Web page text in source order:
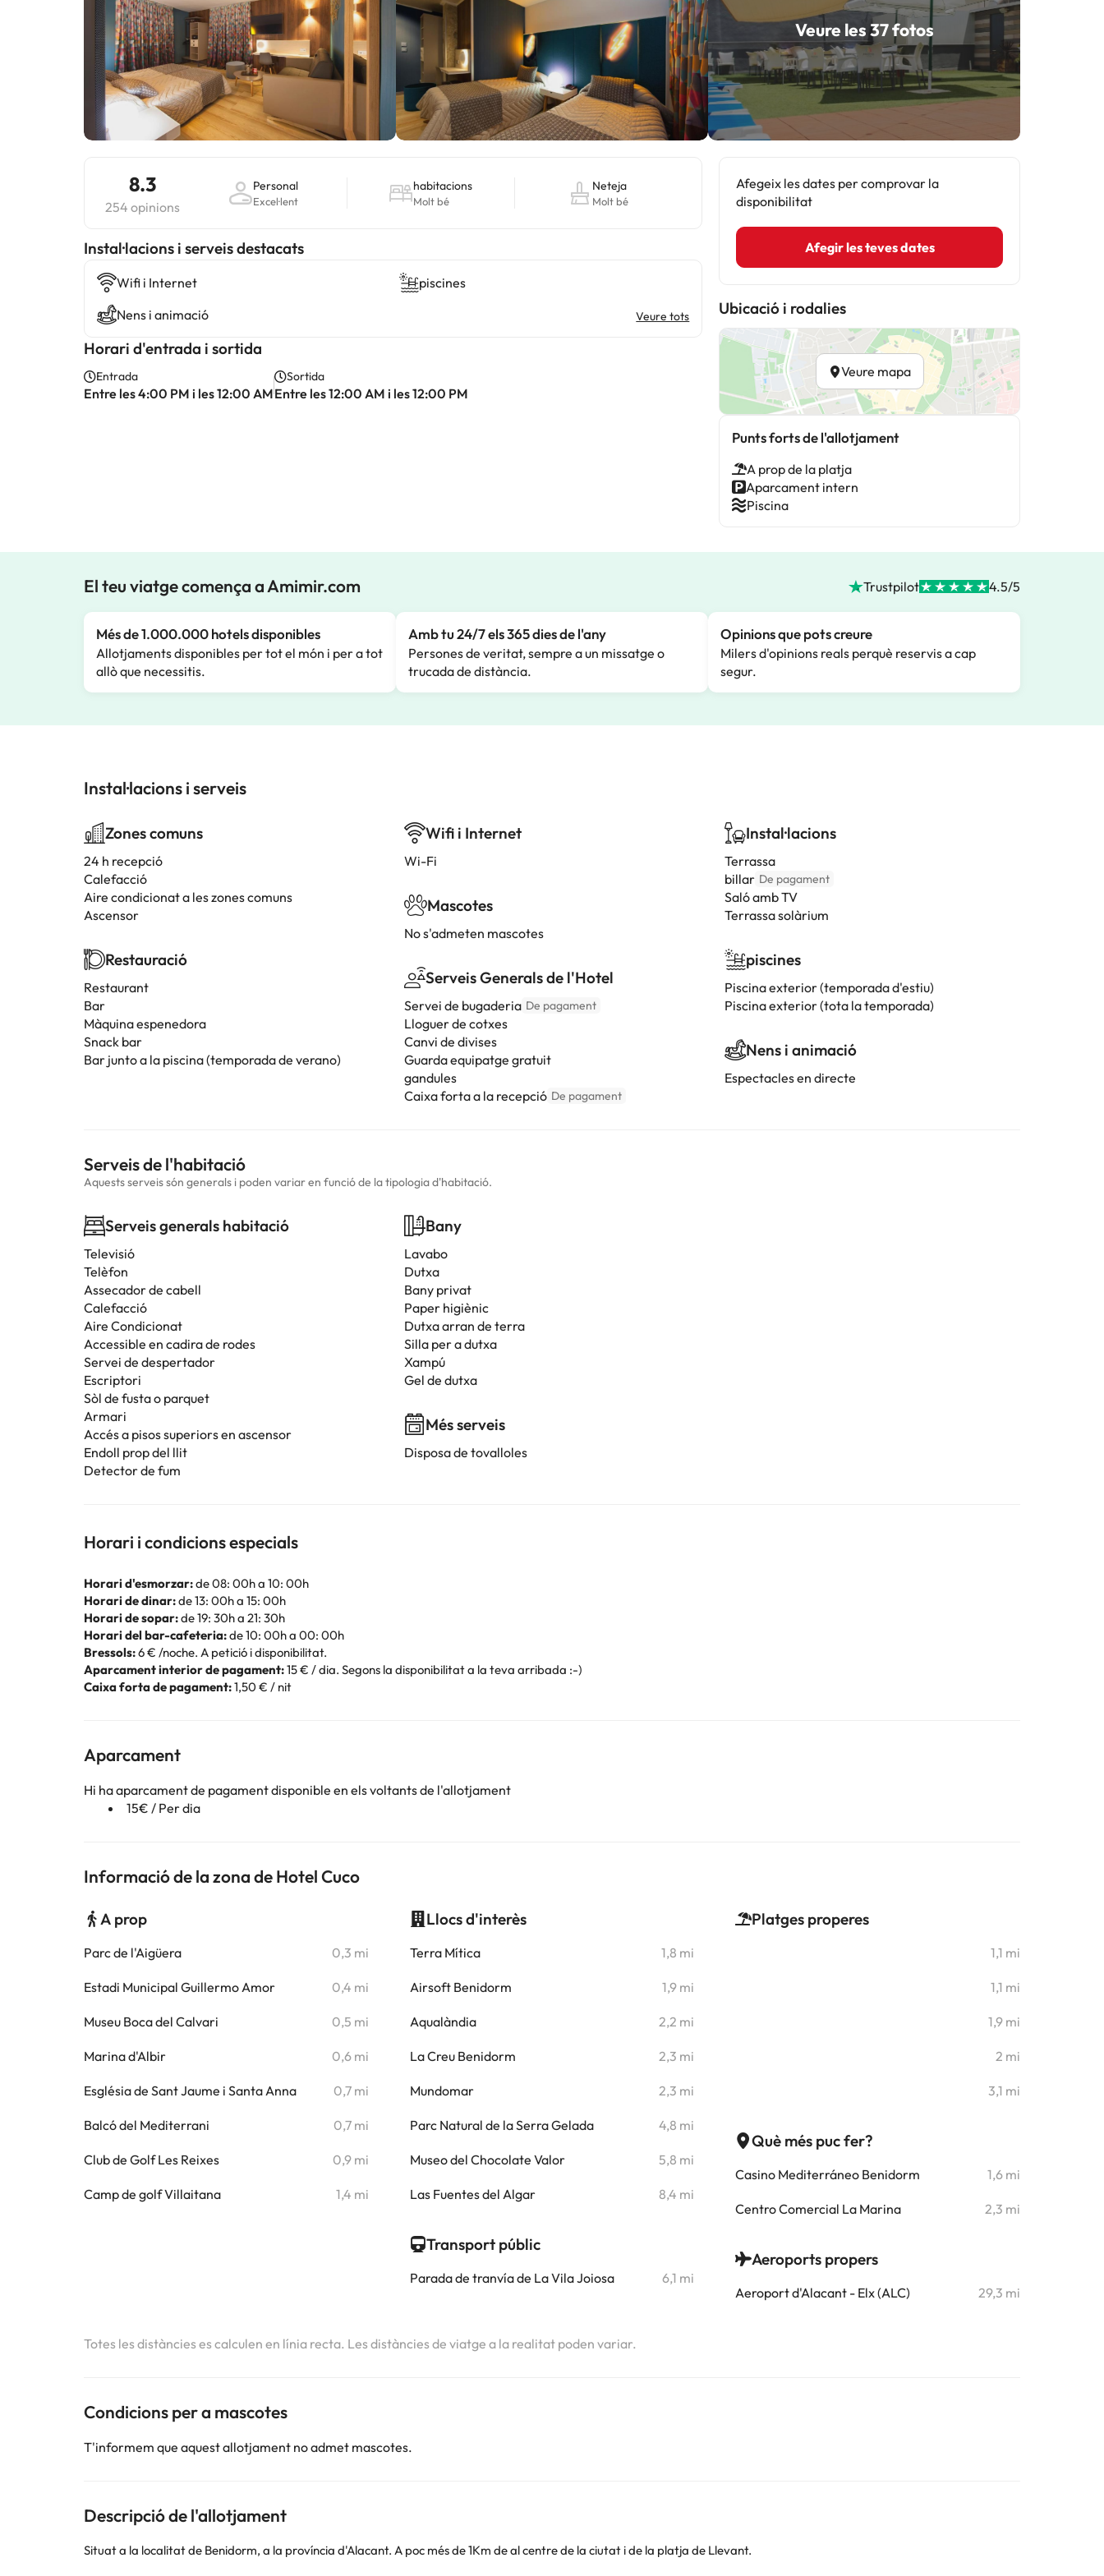
Veure les 37 fotos
8.3
254 opinions
Personal
Excel·lent
habitacions
Molt bé
Neteja
Molt bé
Instal·lacions i serveis destacats
Wifi i Internet
piscines
Nens i animació
Veure tots
Horari d'entrada i sortida
Entrada
Entre les 4:00 PM i les 12:00 AM
Sortida
Entre les 12:00 AM i les 12:00 PM
Afegeix les dates per comprovar la
disponibilitat
Afegir les teves dates
Ubicació i rodalies
Veure mapa
Punts forts de l'allotjament
A prop de la platja
Aparcament intern
Piscina
El teu viatge comença a Amimir.com Trustpilot 4.5/5
Més de 1.000.000 hotels disponibles
Allotjaments disponibles per tot el món i per a tot
allò que necessitis.
Amb tu 24/7 els 365 dies de l'any
Persones de veritat, sempre a un missatge o
trucada de distància.
Opinions que pots creure
Milers d'opinions reals perquè reservis a cap
segur.
Instal·lacions i serveis
Zones comuns
24 h recepció
Calefacció
Aire condicionat a les zones comuns
Ascensor
Restauració
Restaurant
Bar
Màquina espenedora
Snack bar
Bar junto a la piscina (temporada de verano)
Wifi i Internet
Wi-Fi
Mascotes
No s'admeten mascotes
Serveis Generals de l'Hotel
Servei de bugaderia De pagament
Lloguer de cotxes
Canvi de divises
Guarda equipatge gratuit
gandules
Caixa forta a la recepció De pagament
Instal·lacions
Terrassa
billar De pagament
Saló amb TV
Terrassa solàrium
piscines
Piscina exterior (temporada d'estiu)
Piscina exterior (tota la temporada)
Nens i animació
Espectacles en directe
Serveis de l'habitació
Aquests serveis són generals i poden variar en funció de la tipologia d'habitació.
Serveis generals habitació
Televisió
Telèfon
Assecador de cabell
Calefacció
Aire Condicionat
Accessible en cadira de rodes
Servei de despertador
Escriptori
Sòl de fusta o parquet
Armari
Accés a pisos superiors en ascensor
Endoll prop del llit
Detector de fum
Bany
Lavabo
Dutxa
Bany privat
Paper higiènic
Dutxa arran de terra
Silla per a dutxa
Xampú
Gel de dutxa
Més serveis
Disposa de tovalloles
Horari i condicions especials
Horari d'esmorzar:de 08: 00h a 10: 00h
Horari de dinar:de 13: 00h a 15: 00h
Horari de sopar:de 19: 30h a 21: 30h
Horari del bar-cafeteria:de 10: 00h a 00: 00h
Bressols:6 € /noche. A petició i disponibilitat.
Aparcament interior de pagament:15 € / dia. Segons la disponibilitat a la teva arribada :-)
Caixa forta de pagament:1,50 € / nit
Aparcament
Hi ha aparcament de pagament disponible en els voltants de l'allotjament
15€ / Per dia
Informació de la zona de Hotel Cuco
A prop
Parc de l'Aigüera 0,3 mi
Estadi Municipal Guillermo Amor 0,4 mi
Museu Boca del Calvari 0,5 mi
Marina d'Albir 0,6 mi
Església de Sant Jaume i Santa Anna 0,7 mi
Balcó del Mediterrani 0,7 mi
Club de Golf Les Reixes 0,9 mi
Camp de golf Villaitana 1,4 mi
Llocs d'interès
Terra Mítica 1,8 mi
Airsoft Benidorm 1,9 mi
Aqualàndia 2,2 mi
La Creu Benidorm 2,3 mi
Mundomar 2,3 mi
Parc Natural de la Serra Gelada 4,8 mi
Museo del Chocolate Valor 5,8 mi
Las Fuentes del Algar 8,4 mi
Transport públic
Parada de tranvía de La Vila Joiosa 6,1 mi
Platges properes
1,1 mi
1,1 mi
1,9 mi
2 mi
3,1 mi
Què més puc fer?
Casino Mediterráneo Benidorm 1,6 mi
Centro Comercial La Marina 2,3 mi
Aeroports propers
Aeroport d'Alacant - Elx (ALC) 29,3 mi
Totes les distàncies es calculen en línia recta. Les distàncies de viatge a la realitat poden variar.
Condicions per a mascotes
T'informem que aquest allotjament no admet mascotes.
Descripció de l'allotjament
Situat a la localitat de Benidorm, a la província d'Alacant. A poc més de 1Km de al centre de la ciutat i de la platja de Llevant.